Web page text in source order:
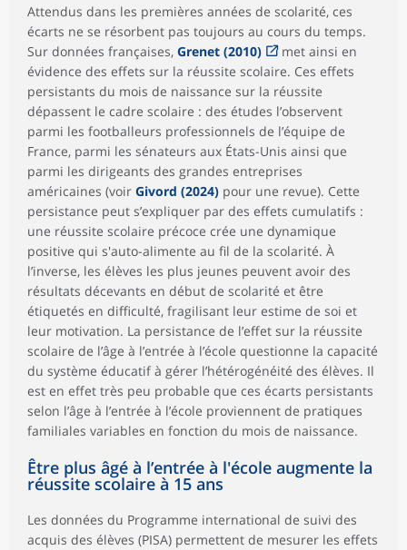
Attendus dans les premières années de scolarité, ces
écarts ne se résorbent pas toujours au cours du temps.
Sur données françaises, Grenet (2010)
met ainsi en
évidence des effets sur la réussite scolaire. Ces effets
persistants du mois de naissance sur la réussite
dépassent le cadre scolaire : des études l’observent
parmi les footballeurs professionnels de l’équipe de
France, parmi les sénateurs aux États-Unis ainsi que
parmi les dirigeants des grandes entreprises
américaines (voir Givord (2024) pour une revue). Cette
persistance peut s’expliquer par des effets cumulatifs :
une réussite scolaire précoce crée une dynamique
positive qui s'auto-alimente au fil de la scolarité. À
l’inverse, les élèves les plus jeunes peuvent avoir des
résultats décevants en début de scolarité et être
étiquetés en difficulté, fragilisant leur estime de soi et
leur motivation. La persistance de l’effet sur la réussite
scolaire de l’âge à l’entrée à l’école questionne la capacité
du système éducatif à gérer l’hétérogénéité des élèves. Il
est en effet très peu probable que ces écarts persistants
selon l’âge à l’entrée à l’école proviennent de pratiques
familiales variables en fonction du mois de naissance.
Être plus âgé à l’entrée à l'école augmente la
réussite scolaire à 15 ans
Les données du Programme international de suivi des
acquis des élèves (PISA) permettent de mesurer les effets